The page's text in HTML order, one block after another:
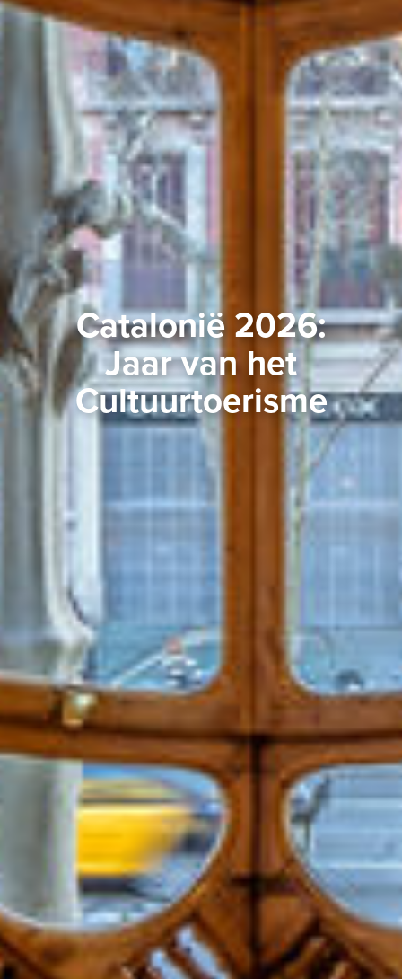
Catalonië 2026:
Jaar van het
Cultuurtoerisme